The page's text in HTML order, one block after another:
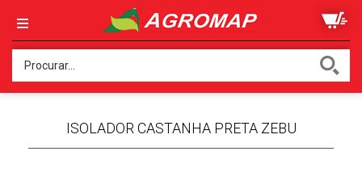
ISOLADOR CASTANHA PRETA ZEBU